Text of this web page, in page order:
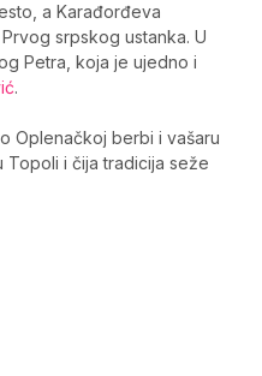
a Karađorđeva
srpskog ustanka. U
Petra, koja je ujedno i
.
Oplenačkoj berbi i vašaru
i čija tradicija seže